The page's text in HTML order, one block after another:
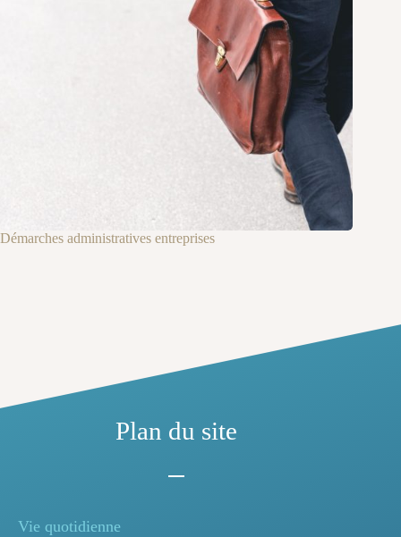
Démarches administratives entreprises
Plan du site
Vie quotidienne